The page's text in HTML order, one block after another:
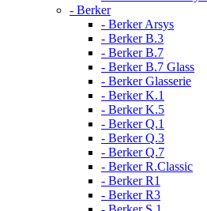
- Berker
- Berker Arsys
- Berker B.3
- Berker B.7
- Berker B.7 Glass
- Berker Glasserie
- Berker K.1
- Berker K.5
- Berker Q.1
- Berker Q.3
- Berker Q.7
- Berker R.Classic
- Berker R1
- Berker R3